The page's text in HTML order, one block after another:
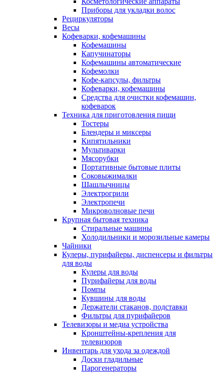
Приборы для укладки волос
Рециркуляторы
Весы
Кофеварки, кофемашины
Кофемашины
Капучинаторы
Кофемашины автоматические
Кофемолки
Кофе-капсулы, фильтры
Кофеварки, кофемашины
Средства для очистки кофемашин,
кофеварок
Техника для приготовления пищи
Тостеры
Блендеры и миксеры
Кипятильники
Мультиварки
Мясорубки
Портативные бытовые плиты
Соковыжималки
Шашлычницы
Электрогрили
Электропечи
Микроволновые печи
Крупная бытовая техника
Стиральные машины
Холодильники и морозильные камеры
Чайники
Кулеры, пурифайеры, диспенсеры и фильтры
для воды
Кулеры для воды
Пурифайеры для воды
Помпы
Кувшины для воды
Держатели стаканов, подставки
Фильтры для пурифайеров
Телевизоры и медиа устройства
Кронштейны-крепления для
телевизоров
Инвентарь для ухода за одеждой
Доски гладильные
Парогенераторы